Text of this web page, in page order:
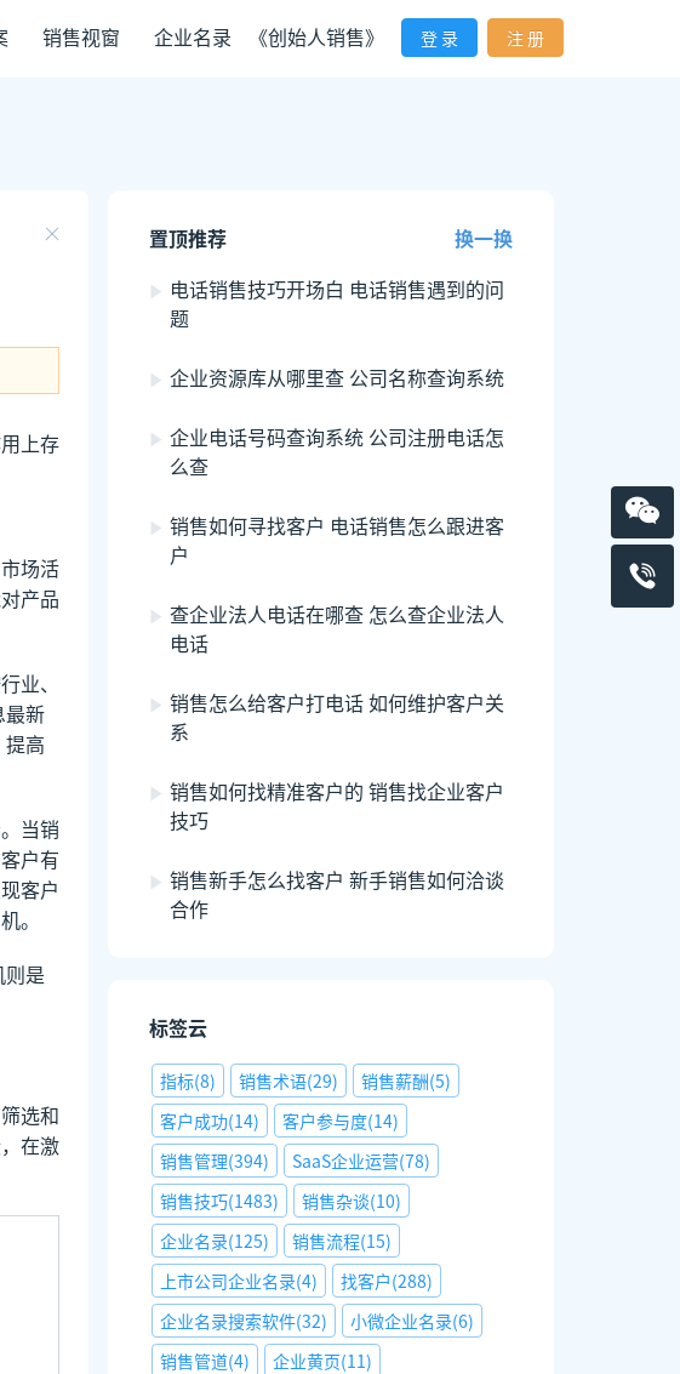
销售视窗 企业名录 《创始人销售》 登 录 注 册
上存
场活
产品
业、
最新
高
当销
户有
客户
。
是
选和
在激
置顶推荐
换一换
电话销售技巧开场白 电话销售遇到的问
题
企业资源库从哪里查 公司名称查询系统
企业电话号码查询系统 公司注册电话怎
么查
销售如何寻找客户 电话销售怎么跟进客
户
查企业法人电话在哪查 怎么查企业法人
电话
销售怎么给客户打电话 如何维护客户关
系
销售如何找精准客户的 销售找企业客户
技巧
销售新手怎么找客户 新手销售如何洽谈
合作
标签云
指标(8) 销售术语(29) 销售薪酬(5)
客户成功(14) 客户参与度(14)
销售管理(394) SaaS企业运营(78)
销售技巧(1483) 销售杂谈(10)
企业名录(125) 销售流程(15)
上市公司企业名录(4) 找客户(288)
企业名录搜索软件(32) 小微企业名录(6)
销售管道(4) 企业黄页(11)